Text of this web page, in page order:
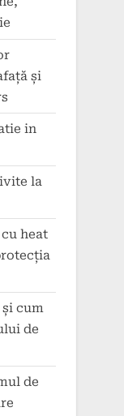
și
in
la
heat
și cum
de
de